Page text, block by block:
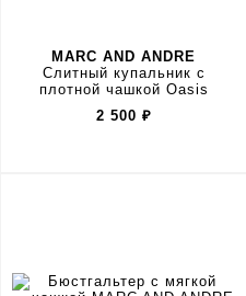
MARC AND ANDRE
Слитный купальник с
плотной чашкой Oasis
2 500 ₽